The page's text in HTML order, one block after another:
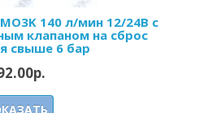
140 л/мин 12/24В с
клапаном на сброс
свыше 6 бар